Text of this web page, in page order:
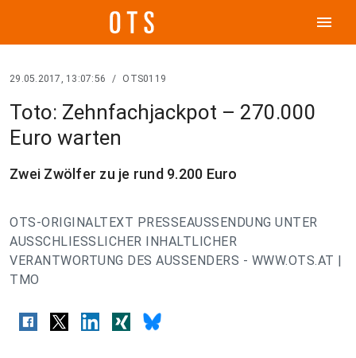
menu
29.05.2017, 13:07:56 / OTS0119
Toto: Zehnfachjackpot – 270.000
Euro warten
Zwei Zwölfer zu je rund 9.200 Euro
OTS-ORIGINALTEXT PRESSEAUSSENDUNG UNTER
AUSSCHLIESSLICHER INHALTLICHER
VERANTWORTUNG DES AUSSENDERS - WWW.OTS.AT |
TMO